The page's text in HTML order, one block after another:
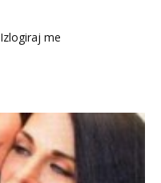
Izlogiraj me